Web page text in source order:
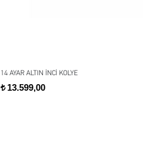
14 AYAR ALTIN İNCİ KOLYE
t13.599,00